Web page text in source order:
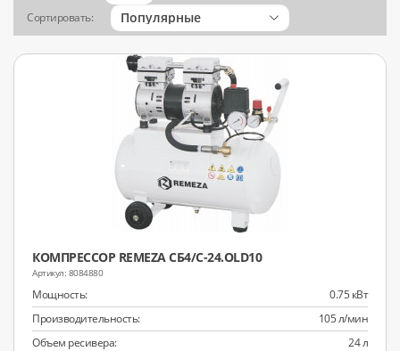
Сортировать:
Популярные
КОМПРЕССОР REMEZA СБ4/С-24.OLD10
8084880
Мощность:
0.75 кВт
Производительность:
105 л/мин
Объем ресивера:
24 л